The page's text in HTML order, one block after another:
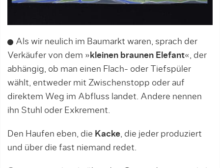
Als wir neulich im Baumarkt waren, sprach der
Verkäufer von dem » kleinen braunen Elefant«, der
abhängig, ob man einen Flach- oder Tiefspüler
wählt, entweder mit Zwischenstopp oder auf
direktem Weg im Abfluss landet. Andere nennen
ihn Stuhl oder Exkrement.
Den Haufen eben, die Kacke, die jeder produziert
und über die fast niemand redet.